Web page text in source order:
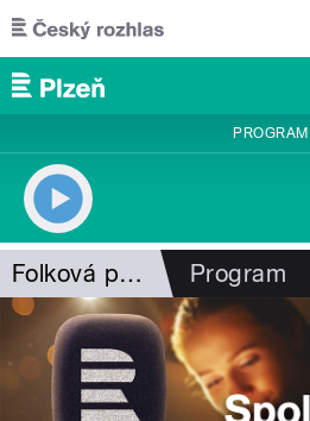
Přejít k hlavnímu obsahu
PROGRAM
Folková pohlazení Program